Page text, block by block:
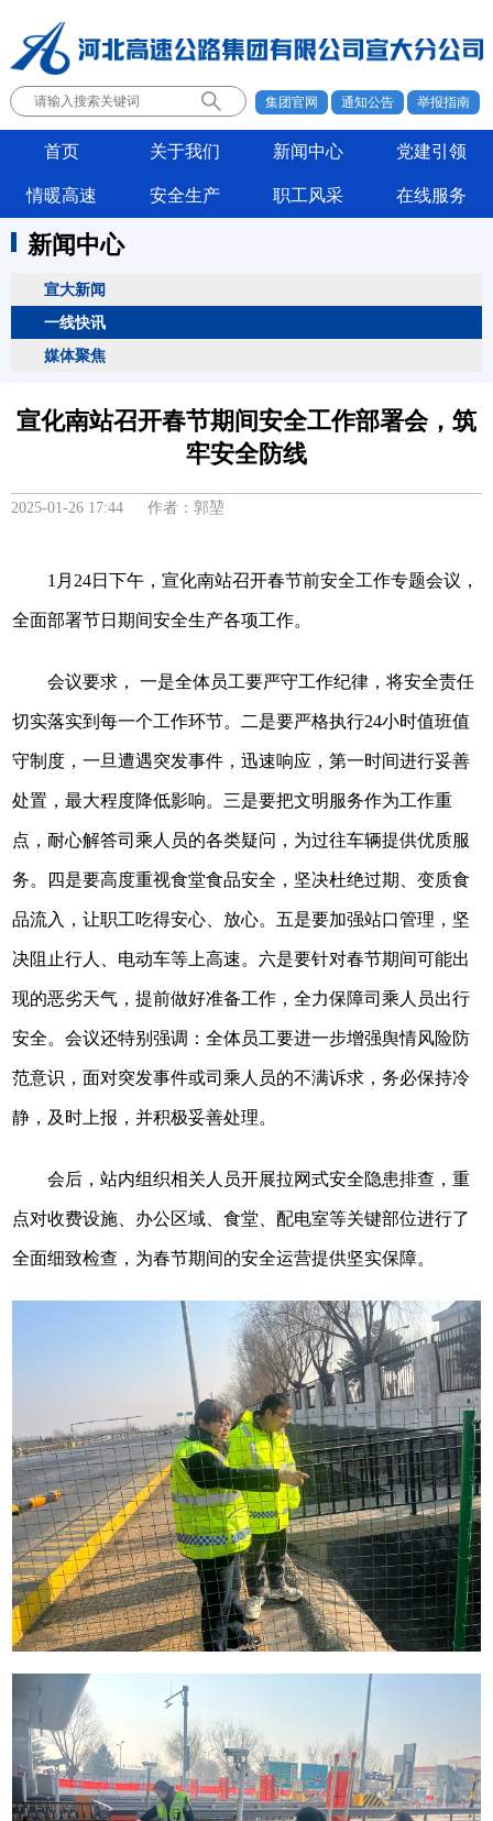
集团官网 通知公告 举报指南
首页 关于我们 新闻中心 党建引领
情暖高速 安全生产 职工风采 在线服务
新闻中心
宣大新闻
一线快讯
媒体聚焦
宣化南站召开春节期间安全工作部署会，筑
牢安全防线
2025-01-26 17:44 作者：郭堃
1月24日下午，宣化南站召开春节前安全工作专题会议，
全面部署节日期间安全生产各项工作。
会议要求， 一是全体员工要严守工作纪律，将安全责任
切实落实到每一个工作环节。二是要严格执行24小时值班值
守制度，一旦遭遇突发事件，迅速响应，第一时间进行妥善
处置，最大程度降低影响。三是要把文明服务作为工作重
点，耐心解答司乘人员的各类疑问，为过往车辆提供优质服
务。四是要高度重视食堂食品安全，坚决杜绝过期、变质食
品流入，让职工吃得安心、放心。五是要加强站口管理，坚
决阻止行人、电动车等上高速。六是要针对春节期间可能出
现的恶劣天气，提前做好准备工作，全力保障司乘人员出行
安全。会议还特别强调：全体员工要进一步增强舆情风险防
范意识，面对突发事件或司乘人员的不满诉求，务必保持冷
静，及时上报，并积极妥善处理。
会后，站内组织相关人员开展拉网式安全隐患排查，重
点对收费设施、办公区域、食堂、配电室等关键部位进行了
全面细致检查，为春节期间的安全运营提供坚实保障。